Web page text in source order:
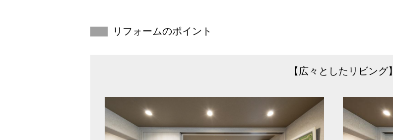
リフォームのポイント
【広々としたリビング】